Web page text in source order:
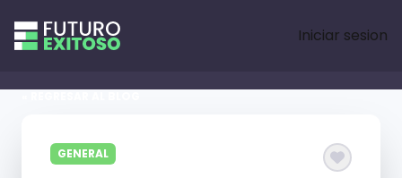
Iniciar sesion
GENERAL